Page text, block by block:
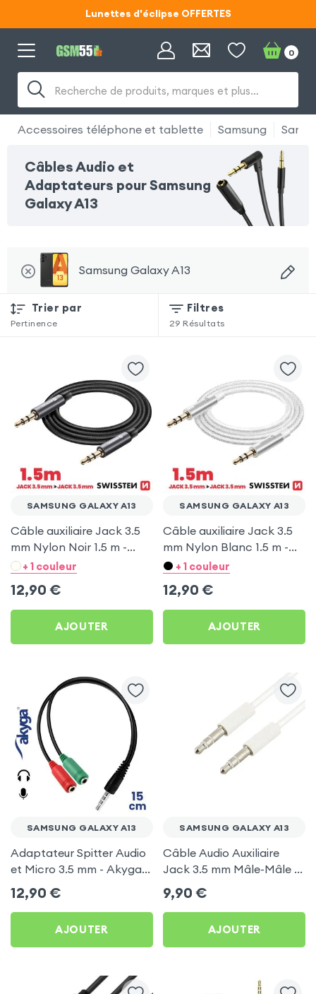
Lunettes d'éclipse OFFERTES
Code ECLIPSE55
Code ECLIPSE55
Recherche de produits, marques et plus…
0
Accessoires téléphone et tablette Samsung
Câbles Audio et
Adaptateurs pour Samsung
Galaxy A13
Samsung Galaxy A13
Trier par
Pertinence
Filtres
29 Résultats
SAMSUNG GALAXY A13
Câble auxiliaire Jack 3.5
mm Nylon Noir 1.5 m -
Swissten pour Samsung
+ 1 couleur
12,90 €
AJOUTER
SAMSUNG GALAXY A13
Câble auxiliaire Jack 3.5
mm Nylon Blanc 1.5 m -
Swissten pour Samsung
+ 1 couleur
12,90 €
AJOUTER
SAMSUNG GALAXY A13
Adaptateur Spitter Audio
et Micro 3.5 mm - Akyga
pour Samsung Galaxy A13
12,90 €
AJOUTER
SAMSUNG GALAXY A13
Câble Audio Auxiliaire
Jack 3.5 mm Mâle-Mâle -
Blanc pour Samsung
Galaxy A13
9,90 €
AJOUTER